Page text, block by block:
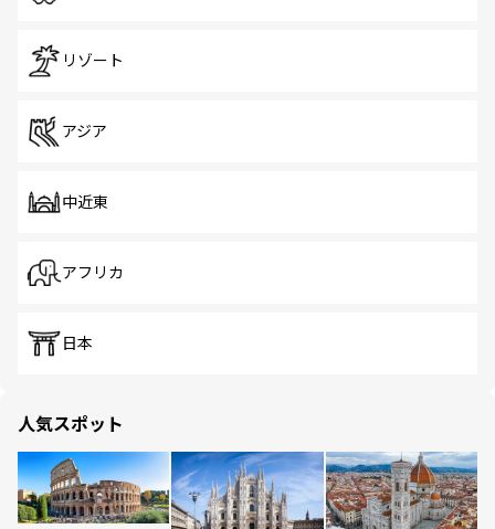
リゾート
アジア
中近東
アフリカ
日本
人気スポット